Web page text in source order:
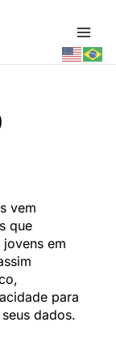
vem
que
em
para
dados.